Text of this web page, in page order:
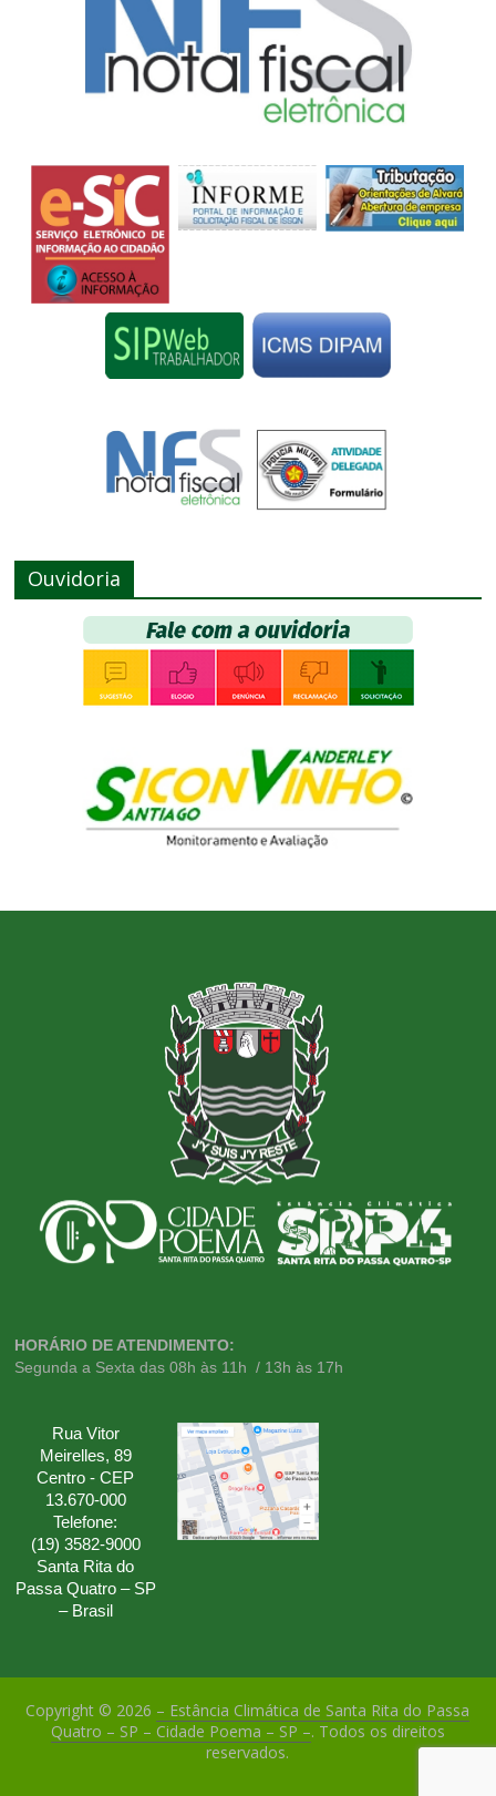
Ouvidoria
HORÁRIO DE ATENDIMENTO:
Segunda a Sexta das 08h às 11h / 13h às 17h
Rua Vitor
Meirelles, 89
Centro - CEP
13.670-000
Telefone:
(19) 3582-9000
Santa Rita do
Passa Quatro – SP
– Brasil
Copyright © 2026 – Estância Climática de Santa Rita do Passa
Quatro – SP – Cidade Poema – SP –. Todos os direitos
reservados.